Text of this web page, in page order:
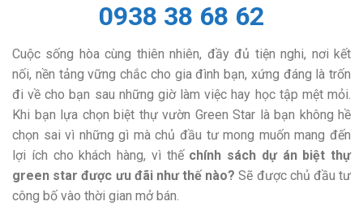
0938 38 68 62
Cuộc sống hòa cùng thiên nhiên, đầy đủ tiện nghi, nơi kết
nối, nền tảng vững chắc cho gia đình bạn, xứng đáng là trốn
đi về cho bạn sau những giờ làm việc hay học tập mệt mỏi.
Khi bạn lựa chọn biệt thự vườn Green Star là bạn không hề
chọn sai vì những gì mà chủ đầu tư mong muốn mang đến
lợi ích cho khách hàng, vì thếchính sách dự án biệt thự
green star được ưu đãi như thế nào? Sẽ được chủ đầu tư
công bố vào thời gian mở bán.